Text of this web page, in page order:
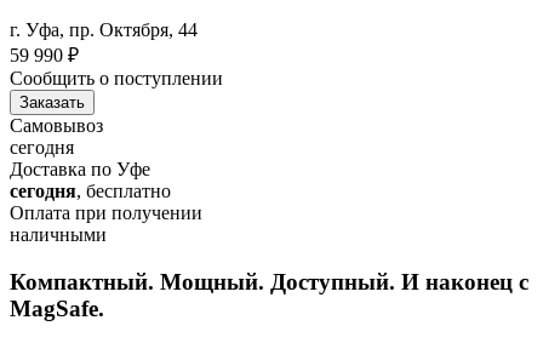
г. Уфа, пр. Октября, 44
59 990 ₽
Сообщить о поступлении
Заказать
Самовывоз
сегодня
Доставка по Уфе
сегодня, бесплатно
Оплата при получении
наличными
Компактный. Мощный. Доступный. И наконец с
MagSafe.